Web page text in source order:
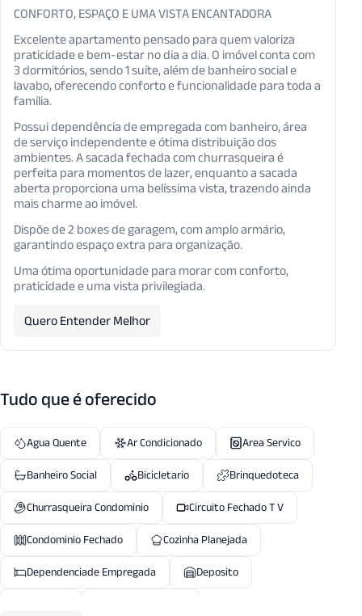
CONFORTO, ESPAÇO E UMA VISTA ENCANTADORA
Excelente apartamento pensado para quem valoriza
praticidade e bem-estar no dia a dia. O imóvel conta com
3 dormitórios, sendo 1 suíte, além de banheiro social e
lavabo, oferecendo conforto e funcionalidade para toda a
família.
Possui dependência de empregada com banheiro, área
de serviço independente e ótima distribuição dos
ambientes. A sacada fechada com churrasqueira é
perfeita para momentos de lazer, enquanto a sacada
aberta proporciona uma belíssima vista, trazendo ainda
mais charme ao imóvel.
Dispõe de 2 boxes de garagem, com amplo armário,
garantindo espaço extra para organização.
Uma ótima oportunidade para morar com conforto,
praticidade e uma vista privilegiada.
Quero Entender Melhor
Tudo que é oferecido
Agua Quente Ar Condicionado
Area Servico
Banheiro Social
Bicicletario
Brinquedoteca
Churrasqueira Condominio
Circuito Fechado T V
Condominio Fechado
Cozinha Planejada
Dependenciade Empregada
Deposito